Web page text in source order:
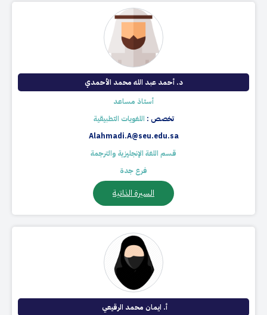
د. أحمد عبد الله محمد الأحمدي
أستاذ مساعد
تخصص : اللغويات التطبيقية
Alahmadi.A@seu.edu.sa
قسم اللغة الإنجليزية والترجمة
فرع جدة
السيرة الذاتية
أ. ايمان محمد الرقيعي ​​​